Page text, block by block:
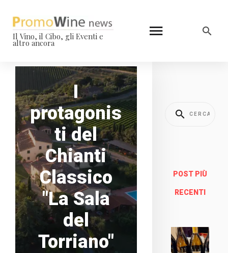
Il Vino, il Cibo, gli Eventi e
altro ancora
I
protagonis
ti del
Chianti
Classico
"La Sala
del
Torriano"
POST PIÙ
RECENTI